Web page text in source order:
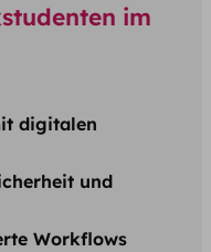
im
digitalen
und
Workflows